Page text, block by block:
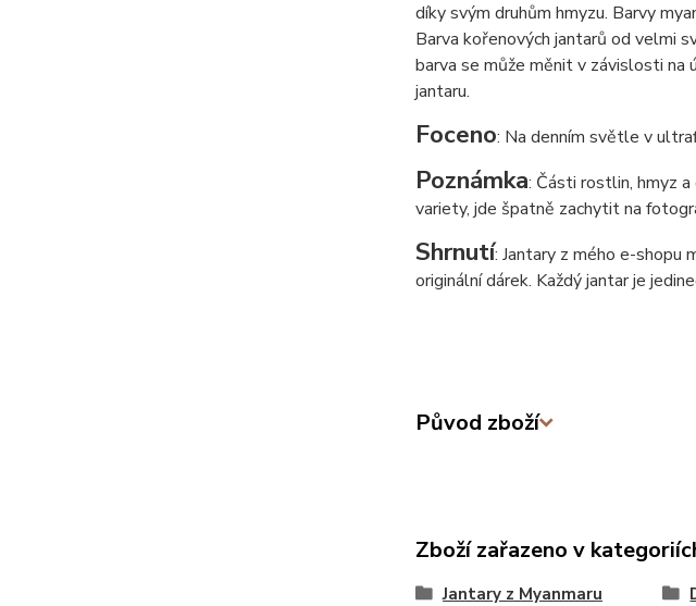
díky svým druhům hmyzu. Barvy
Barva kořenových jantarů od velmi
barva se může měnit v závislosti na
jantaru.
Foceno: Na denním světle v
Poznámka: Části rostlin, hmyz
variety, jde špatně zachytit na
Shrnutí: Jantary z mého e-shopu
originální dárek. Každý jantar je
Původ zboží
Zboží zařazeno v
Jantary z Myanmaru